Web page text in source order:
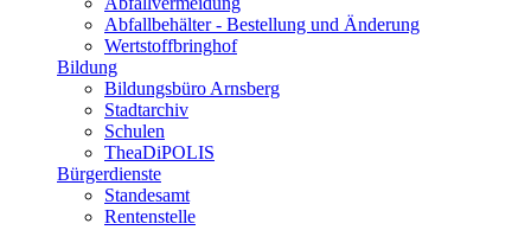
Abfallbehälter - Bestellung und Änderung
Wertstoffbringhof
Bildung
Bildungsbüro Arnsberg
Stadtarchiv
Schulen
TheaDiPOLIS
Bürgerdienste
Standesamt
Rentenstelle